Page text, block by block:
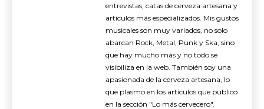
entrevistas, catas de cerveza artesana y
artículos más especializados. Mis gustos
musicales son muy variados, no solo
abarcan Rock, Metal, Punk y Ska, sino
que hay mucho más y no todo se
visibiliza en la web. También soy una
apasionada de la cerveza artesana, lo
que plasmo en los artículos que publico
en la sección "Lo más cervecero".